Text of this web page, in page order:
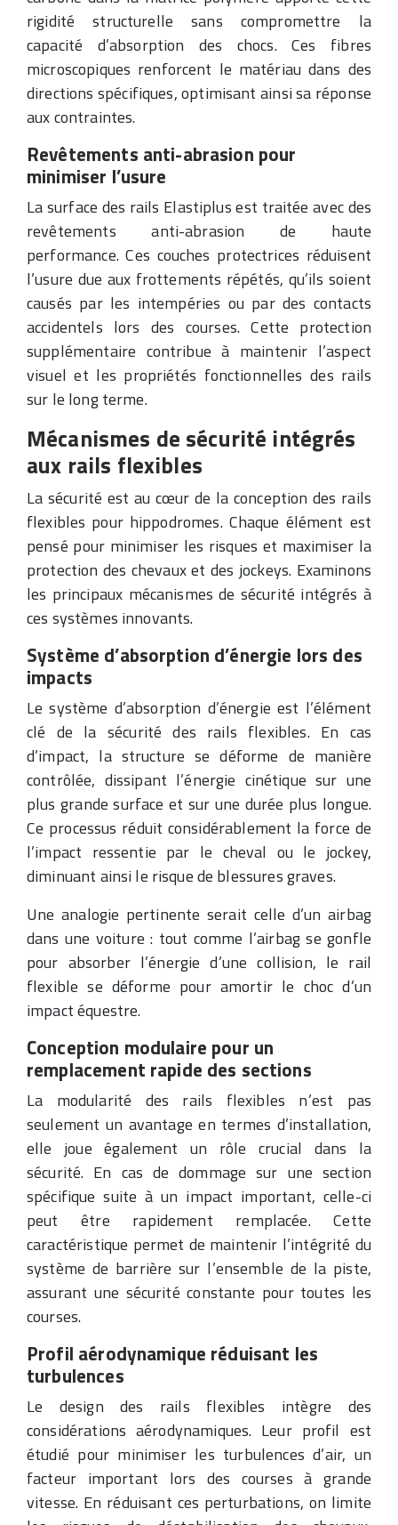
rigidité structurelle sans compromettre la
capacité d’absorption des chocs. Ces fibres
microscopiques renforcent le matériau dans des
directions spécifiques, optimisant ainsi sa réponse
aux contraintes.
Revêtements anti-abrasion pour
minimiser l’usure
La surface des rails Elastiplus est traitée avec des
revêtements anti-abrasion de haute
performance. Ces couches protectrices réduisent
l’usure due aux frottements répétés, qu’ils soient
causés par les intempéries ou par des contacts
accidentels lors des courses. Cette protection
supplémentaire contribue à maintenir l’aspect
visuel et les propriétés fonctionnelles des rails
sur le long terme.
Mécanismes de sécurité intégrés
aux rails flexibles
La sécurité est au cœur de la conception des rails
flexibles pour hippodromes. Chaque élément est
pensé pour minimiser les risques et maximiser la
protection des chevaux et des jockeys. Examinons
les principaux mécanismes de sécurité intégrés à
ces systèmes innovants.
Système d’absorption d’énergie lors des
impacts
Le système d’absorption d’énergie est l’élément
clé de la sécurité des rails flexibles. En cas
d’impact, la structure se déforme de manière
contrôlée, dissipant l’énergie cinétique sur une
plus grande surface et sur une durée plus longue.
Ce processus réduit considérablement la force de
l’impact ressentie par le cheval ou le jockey,
diminuant ainsi le risque de blessures graves.
Une analogie pertinente serait celle d’un airbag
dans une voiture : tout comme l’airbag se gonfle
pour absorber l’énergie d’une collision, le rail
flexible se déforme pour amortir le choc d’un
impact équestre.
Conception modulaire pour un
remplacement rapide des sections
La modularité des rails flexibles n’est pas
seulement un avantage en termes d’installation,
elle joue également un rôle crucial dans la
sécurité. En cas de dommage sur une section
spécifique suite à un impact important, celle-ci
peut être rapidement remplacée. Cette
caractéristique permet de maintenir l’intégrité du
système de barrière sur l’ensemble de la piste,
assurant une sécurité constante pour toutes les
courses.
Profil aérodynamique réduisant les
turbulences
Le design des rails flexibles intègre des
considérations aérodynamiques. Leur profil est
étudié pour minimiser les turbulences d’air, un
facteur important lors des courses à grande
vitesse. En réduisant ces perturbations, on limite